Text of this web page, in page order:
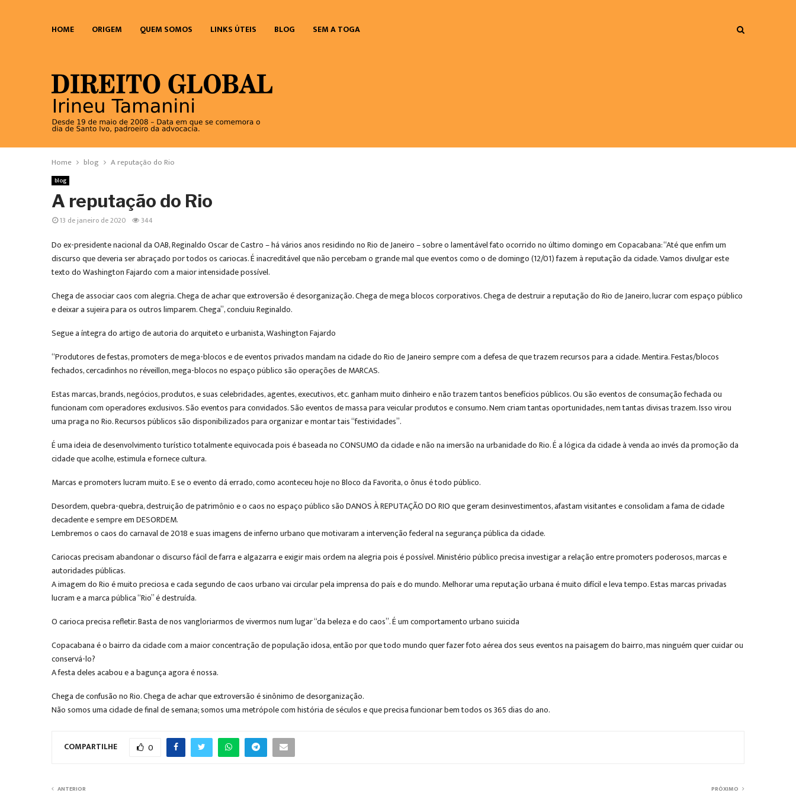
HOME ORIGEM QUEM SOMOS LINKS ÚTEIS BLOG SEM A TOGA
Home blog A reputação do Rio
blog
A reputação do Rio
13 de janeiro de 2020 344
Do ex-presidente nacional da OAB, Reginaldo Oscar de Castro – há vários anos residindo no Rio de Janeiro – sobre o lamentável fato ocorrido no último domingo em Copacabana: “Até que enfim um
discurso que deveria ser abraçado por todos os cariocas. É inacreditável que não percebam o grande mal que eventos como o de domingo (12/01) fazem à reputação da cidade. Vamos divulgar este
texto do Washington Fajardo com a maior intensidade possível.
Chega de associar caos com alegria. Chega de achar que extroversão é desorganização. Chega de mega blocos corporativos. Chega de destruir a reputação do Rio de Janeiro, lucrar com espaço público
e deixar a sujeira para os outros limparem. Chega”, concluiu Reginaldo.
Segue a íntegra do artigo de autoria do arquiteto e urbanista, Washington Fajardo
“Produtores de festas, promoters de mega-blocos e de eventos privados mandam na cidade do Rio de Janeiro sempre com a defesa de que trazem recursos para a cidade. Mentira. Festas/blocos
fechados, cercadinhos no réveillon, mega-blocos no espaço público são operações de MARCAS.
Estas marcas, brands, negócios, produtos, e suas celebridades, agentes, executivos, etc. ganham muito dinheiro e não trazem tantos benefícios públicos. Ou são eventos de consumação fechada ou
funcionam com operadores exclusivos. São eventos para convidados. São eventos de massa para veicular produtos e consumo. Nem criam tantas oportunidades, nem tantas divisas trazem. Isso virou
uma praga no Rio. Recursos públicos são disponibilizados para organizar e montar tais “festividades”.
É uma ideia de desenvolvimento turístico totalmente equivocada pois é baseada no CONSUMO da cidade e não na imersão na urbanidade do Rio. É a lógica da cidade à venda ao invés da promoção da
cidade que acolhe, estimula e fornece cultura.
Marcas e promoters lucram muito. E se o evento dá errado, como aconteceu hoje no Bloco da Favorita, o ônus é todo público.
Desordem, quebra-quebra, destruição de patrimônio e o caos no espaço público são DANOS À REPUTAÇÃO DO RIO que geram desinvestimentos, afastam visitantes e consolidam a fama de cidade
decadente e sempre em DESORDEM.
Lembremos o caos do carnaval de 2018 e suas imagens de inferno urbano que motivaram a intervenção federal na segurança pública da cidade.
Cariocas precisam abandonar o discurso fácil de farra e algazarra e exigir mais ordem na alegria pois é possível. Ministério público precisa investigar a relação entre promoters poderosos, marcas e
autoridades públicas.
A imagem do Rio é muito preciosa e cada segundo de caos urbano vai circular pela imprensa do país e do mundo. Melhorar uma reputação urbana é muito difícil e leva tempo. Estas marcas privadas
lucram e a marca pública “Rio” é destruída.
O carioca precisa refletir. Basta de nos vangloriarmos de vivermos num lugar “da beleza e do caos”. É um comportamento urbano suicida
Copacabana é o bairro da cidade com a maior concentração de população idosa, então por que todo mundo quer fazer foto aérea dos seus eventos na paisagem do bairro, mas ninguém quer cuidar ou
conservá-lo?
A festa deles acabou e a bagunça agora é nossa.
Chega de confusão no Rio. Chega de achar que extroversão é sinônimo de desorganização.
Não somos uma cidade de final de semana; somos uma metrópole com história de séculos e que precisa funcionar bem todos os 365 dias do ano.
COMPARTILHE 0
ANTERIOR PRÓXIMO